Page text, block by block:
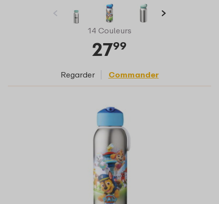
14 Couleurs
2799
Regarder Commander